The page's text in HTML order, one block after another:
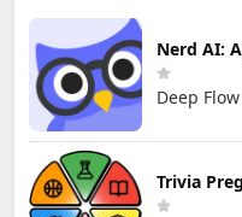
Nerd AI:
Deep
Trivia